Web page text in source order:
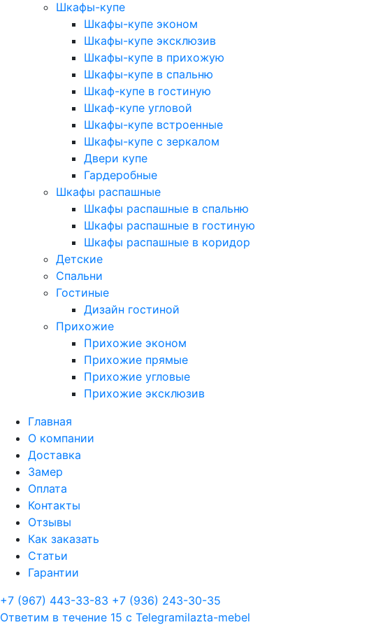
Шкафы-купе
Шкафы-купе эконом
Шкафы-купе эксклюзив
Шкафы-купе в прихожую
Шкафы-купе в спальню
Шкаф-купе в гостиную
Шкаф-купе угловой
Шкафы-купе встроенные
Шкафы-купе с зеркалом
Двери купе
Гардеробные
Шкафы распашные
Шкафы распашные в спальню
Шкафы распашные в гостиную
Шкафы распашные в коридор
Детские
Спальни
Гостиные
Дизайн гостиной
Прихожие
Прихожие эконом
Прихожие прямые
Прихожие угловые
Прихожие эксклюзив
Главная
О компании
Доставка
Замер
Оплата
Контакты
Отзывы
Как заказать
Статьи
Гарантии
+7 (967) 443-33-83 +7 (936) 243-30-35
Ответим в течение 15 с Telegramilazta-mebel